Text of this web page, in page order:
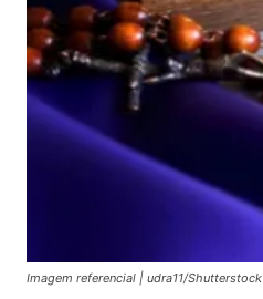
Imagem referencial | udra11/Shutterstock